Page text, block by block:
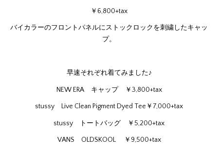
￥6,800+tax
バイカラーのフロントパネルにストックロックを刺繍したキャッ
プ。
早速それぞれ着てみました♪
NEW ERA キャップ ￥3,800+tax
stussy Live Clean Pigment Dyed Tee￥7,000+tax
stussy トートバッグ ￥5,200+tax
VANS OLDSKOOL ￥9,500+tax